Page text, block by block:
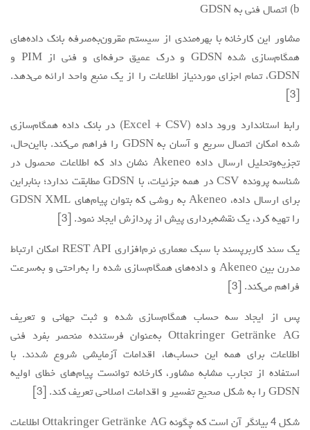
b) اتصال فنی به GDSN
مشاور این کارخانه با بهره‌مندی از سیستم مقرون‌به‌صرفه بانک داده‌های
همگام‌سازی شده GDSN و درک عمیق حرفه‌ای و فنی از PIM و
GDSN، تمام اجزای موردنیاز اطلاعات را از یک منبع واحد ارائه می‌دهد.
رابط استاندارد ورود داده (Excel + CSV) در بانک داده همگام‌سازی
شده امکان اتصال سریع و آسان به GDSN را فراهم می‌کند. بااین‌حال،
تجزیه‌وتحلیل ارسال داده Akeneo نشان داد که اطلاعات محصول در
شناسه پرونده CSV در همه جزئیات، با GDSN مطابقت ندارد؛ بنابراین
برای ارسال داده، Akeneo به روشی که بتوان پیام‌های GDSN XML
را تهیه کرد، یک نقشه‌برداری پیش از پردازش ایجاد نمود. [3]
یک سند کاربرپسند با سبک معماری نرم‌افزاری REST API امکان ارتباط
مدرن بین Akeneo و داده‌های همگام‌سازی شده را به‌راحتی و به‌سرعت
فراهم می‌کند. [3]
پس از ایجاد سه حساب همگام‌سازی شده و ثبت جهانی و تعریف
Ottakringer Getränke AG به‌عنوان فرستنده منحصر بفرد فنی
اطلاعات برای همه این حساب‌ها، اقدامات آزمایشی شروع شدند. با
استفاده از تجارب مشابه مشاور، کارخانه توانست پیام‌های خطای اولیه
GDSN را به شکل صحیح تفسیر و اقدامات اصلاحی تعریف کند. [3]
شکل 4 بیانگر آن است که چگونه Ottakringer Getränke AG اطلاعات